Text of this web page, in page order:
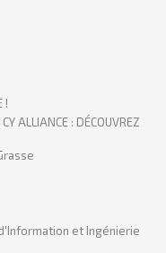
!
ALLIANCE : DÉCOUVREZ
et Ingénierie